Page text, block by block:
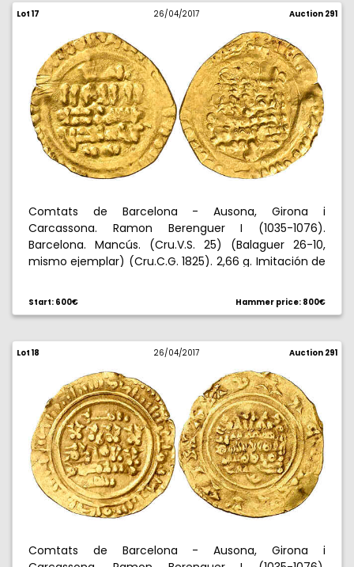
Lot 17 26/04/2017 Auction 291
Comtats de Barcelona - Ausona, Girona i
Carcassona. Ramon Berenguer I (1035-1076).
Barcelona. Mancús. (Cru.V.S. 25) (Balaguer 26-10,
mismo ejemplar) (Cru.C.G. 1825). 2,66 g. Imitación de
leyendas degeneradas. Rara. MBC+.
Start: 600€ Hammer price: 800€
Lot 18 26/04/2017 Auction 291
Comtats de Barcelona - Ausona, Girona i